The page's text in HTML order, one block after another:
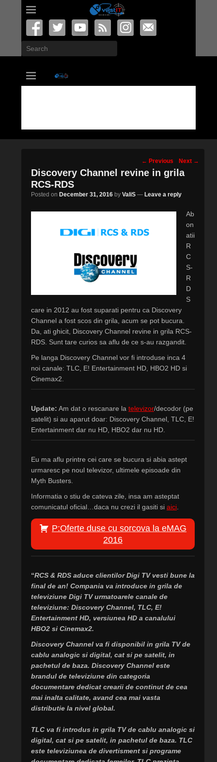
Search
vastIT.ro
Blog de Tehnologie
Post
navigation
← Previous Next →
Discovery Channel revine in grila
RCS-RDS
Posted on December 31, 2016 by ValiS — Leave a reply
Ab
on
atii
R
C
S-
R
D
S
care in 2012 au fost suparati pentru ca Discovery
Channel a fost scos din grila, acum se pot bucura.
Da, ati ghicit, Discovery Channel revine in grila RCS-
RDS. Sunt tare curios sa aflu de ce s-au razgandit.
Pe langa Discovery Channel vor fi introduse inca 4
noi canale: TLC, E! Entertainment HD, HBO2 HD si
Cinemax2.
Update: Am dat o rescanare la televizor/decodor (pe
satelit) si au aparut doar: Discovery Channel, TLC, E!
Entertainment dar nu HD, HBO2 dar nu HD.
Eu ma aflu printre cei care se bucura si abia astept
urmaresc pe noul televizor, ultimele episoade din
Myth Busters.
Informatia o stiu de cateva zile, insa am asteptat
comunicatul oficial…daca nu crezi il gasiti si aici
P:Oferte duse cu sorcova la eMAG
2016
“RCS & RDS aduce clientilor Digi TV vesti bune la
final de an! Compania va introduce in grila de
televiziune Digi TV urmatoarele canale de
televiziune: Discovery Channel, TLC, E!
Entertainment HD, versiunea HD a canalului
HBO2 si Cinemax2.
Discovery Channel va fi disponibil in grila TV de
cablu analogic si digital, cat si pe satelit, in
pachetul de baza. Discovery Channel este
brandul de televiziune din categoria
documentare dedicat crearii de continut de cea
mai inalta calitate, avand cea mai vasta
distributie la nivel global.
TLC va fi introdus in grila TV de cablu analogic si
digital, cat si pe satelit, in pachetul de baza. TLC
este televiziunea de divertisment si programe